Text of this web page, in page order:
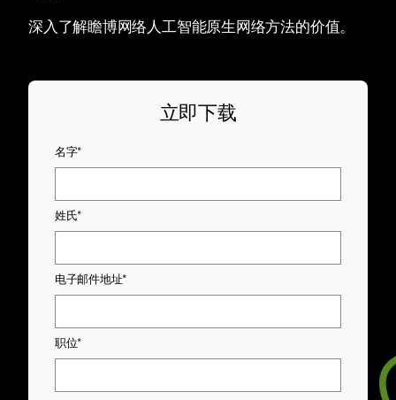
深入了解瞻博网络人工智能原生网络方法的价值。
立即下载
名字*
姓氏*
电子邮件地址*
职位*